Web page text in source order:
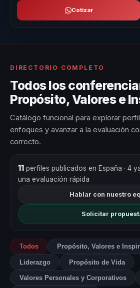
Cotizar
DIRECTORIO COMPLETO
Todos los
Propósito, Valores e
Catálogo funcional para explorar
enfoques y avanzar a la evaluación
correcto.
11 perfiles publicados en España · 4
una evaluación rápida
Hablar con nuestro
Solicitar
Todos Propósito, Valores e
Liderazgo Propósito de Vida
Valores Personales y Corporativos